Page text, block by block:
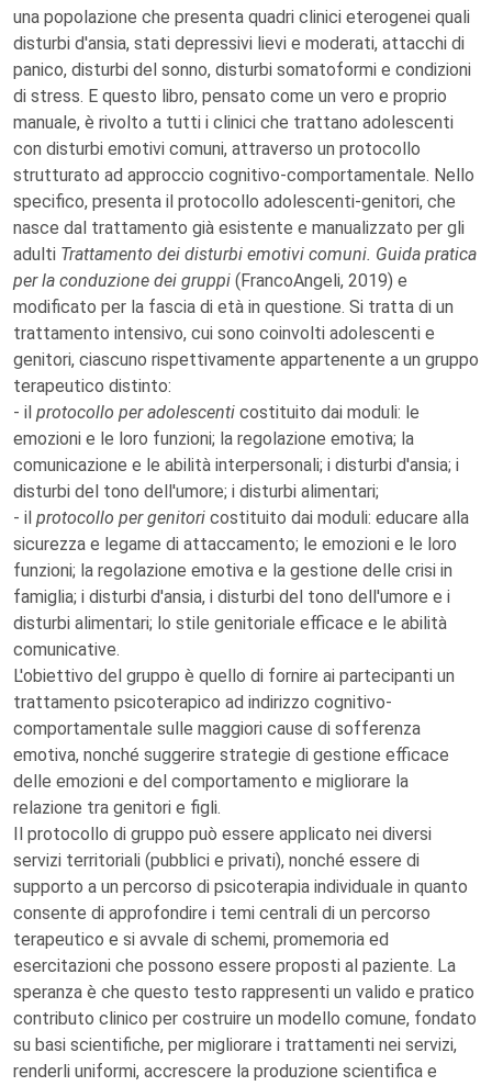
una popolazione che presenta quadri clinici eterogenei quali
disturbi d'ansia, stati depressivi lievi e moderati, attacchi di
panico, disturbi del sonno, disturbi somatoformi e condizioni
di stress. E questo libro, pensato come un vero e proprio
manuale, è rivolto a tutti i clinici che trattano adolescenti
con disturbi emotivi comuni, attraverso un protocollo
strutturato ad approccio cognitivo-comportamentale. Nello
specifico, presenta il protocollo adolescenti-genitori, che
nasce dal trattamento già esistente e manualizzato per gli
adulti Trattamento dei disturbi emotivi comuni. Guida pratica
per la conduzione dei gruppi (FrancoAngeli, 2019) e
modificato per la fascia di età in questione. Si tratta di un
trattamento intensivo, cui sono coinvolti adolescenti e
genitori, ciascuno rispettivamente appartenente a un gruppo
terapeutico distinto:
- il protocollo per adolescenti costituito dai moduli: le
emozioni e le loro funzioni; la regolazione emotiva; la
comunicazione e le abilità interpersonali; i disturbi d'ansia; i
disturbi del tono dell'umore; i disturbi alimentari;
- il protocollo per genitori costituito dai moduli: educare alla
sicurezza e legame di attaccamento; le emozioni e le loro
funzioni; la regolazione emotiva e la gestione delle crisi in
famiglia; i disturbi d'ansia, i disturbi del tono dell'umore e i
disturbi alimentari; lo stile genitoriale efficace e le abilità
comunicative.
L'obiettivo del gruppo è quello di fornire ai partecipanti un
trattamento psicoterapico ad indirizzo cognitivo-
comportamentale sulle maggiori cause di sofferenza
emotiva, nonché suggerire strategie di gestione efficace
delle emozioni e del comportamento e migliorare la
relazione tra genitori e figli.
Il protocollo di gruppo può essere applicato nei diversi
servizi territoriali (pubblici e privati), nonché essere di
supporto a un percorso di psicoterapia individuale in quanto
consente di approfondire i temi centrali di un percorso
terapeutico e si avvale di schemi, promemoria ed
esercitazioni che possono essere proposti al paziente. La
speranza è che questo testo rappresenti un valido e pratico
contributo clinico per costruire un modello comune, fondato
su basi scientifiche, per migliorare i trattamenti nei servizi,
renderli uniformi, accrescere la produzione scientifica e